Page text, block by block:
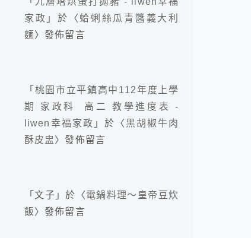
家政 」於〈 蛤蜊絲瓜青醬義大利
麵〉發佈留言
「 桃園市立平鎮高中112年度上學
期 家政科 高二 教學進度表 -
liwen幸福家政 」於〈 黑胡椒牛肉
酥皮盅 〉發佈留言
「文子 」於〈電鍋料理～皇帝豆炊
飯〉發佈留言